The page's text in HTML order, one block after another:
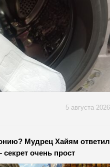
5 августа 2026
Мудрец Хайям ответил
секрет очень прост